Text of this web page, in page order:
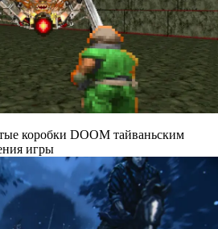
коробки DOOM тайваньским
игры